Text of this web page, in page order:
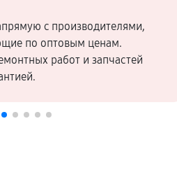
c производителями,
по оптовым ценам.
работ и запчастей